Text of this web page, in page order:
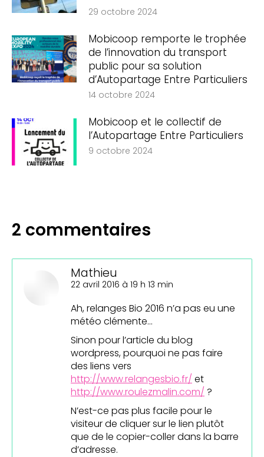
29 octobre 2024
Mobicoop remporte le trophée
de l’innovation du transport
public pour sa solution
d’Autopartage Entre Particuliers
14 octobre 2024
Mobicoop et le collectif de
l’Autopartage Entre Particuliers
9 octobre 2024
2 commentaires
Mathieu
dit
22 avril 2016 à 19 h 13 min
Ah, relanges Bio 2016 n’a pas eu une
météo clémente…
Sinon pour l’article du blog
wordpress, pourquoi ne pas faire
des liens vers
http://www.relangesbio.fr/ et
http://www.roulezmalin.com/ ?
N’est-ce pas plus facile pour le
visiteur de cliquer sur le lien plutôt
que de le copier-coller dans la barre
d’adresse.